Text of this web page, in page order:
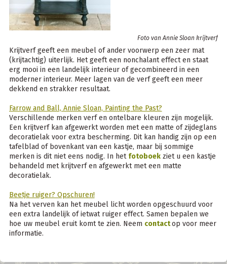
Foto van Annie Sloan krijtverf
Krijtverf geeft een meubel of ander voorwerp een zeer mat
(krijtachtig) uiterlijk. Het geeft een nonchalant effect en staat
erg mooi in een landelijk interieur of gecombineerd in een
moderner interieur. Meer lagen van de verf geeft een meer
dekkend en strakker resultaat.
Farrow and Ball, Annie Sloan, Painting the Past?
Verschillende merken verf en ontelbare kleuren zijn mogelijk.
Een krijtverf kan afgewerkt worden met een matte of zijdeglans
decoratielak voor extra bescherming. Dit kan handig zijn op een
tafelblad of bovenkant van een kastje, maar bij sommige
merken is dit niet eens nodig. In het fotoboekziet u een kastje
behandeld met krijtverf en afgewerkt met een matte
decoratielak.
Beetje ruiger? Opschuren!
Na het verven kan het meubel licht worden opgeschuurd voor
een extra landelijk of ietwat ruiger effect. Samen bepalen we
hoe uw meubel eruit komt te zien. Neem contactop voor meer
informatie.